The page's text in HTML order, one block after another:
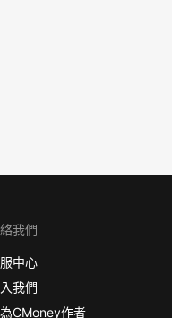
我們
中心
我們
CMoney作者